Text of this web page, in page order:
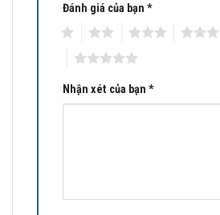
Đánh giá của bạn *
Nhận xét của bạn *